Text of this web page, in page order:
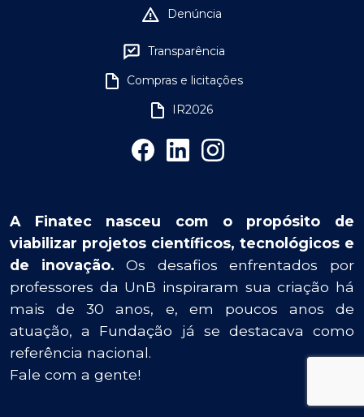
Denúncia
Transparência
Compras e licitações
IR2026
A Finatec nasceu com o propósito de
viabilizar projetos científicos, tecnológicos e
de inovação. Os desafios enfrentados por
professores da UnB inspiraram sua criação há
mais de 30 anos, e, em poucos anos de
atuação, a Fundação já se destacava como
referência nacional.
Fale com a gente!